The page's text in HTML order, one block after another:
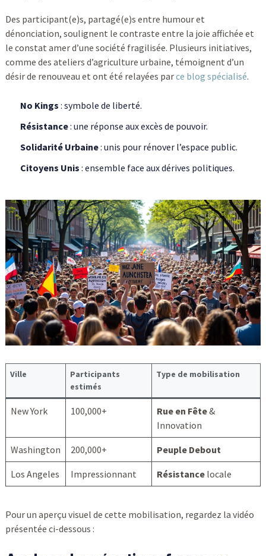
Des participant(e)s, partagé(e)s entre humour et
dénonciation, soulignent le contraste entre la joie affichée et
le constat amer d’une société fragilisée. Plusieurs initiatives,
comme des ateliers d’agriculture urbaine, témoignent d’un
désir de renouveau et ont été relayées parce blog spécialisé.
No Kings : symbole de liberté.
Résistance: une réponse aux excès de pouvoir.
Solidarité Urbaine: unis pour rénover l’espace public.
Citoyens Unis : ensemble face aux dérives politiques.
Ville
Participants
estimés
Type de mobilisation
New York 100,000+ Rue en Fête&
Innovation
Washington 200,000+ Peuple Debout
Los Angeles Impressionnant Résistancelocale
Pour un aperçu visuel de cette mobilisation, regardez la vidéo
présentée ci-dessous :